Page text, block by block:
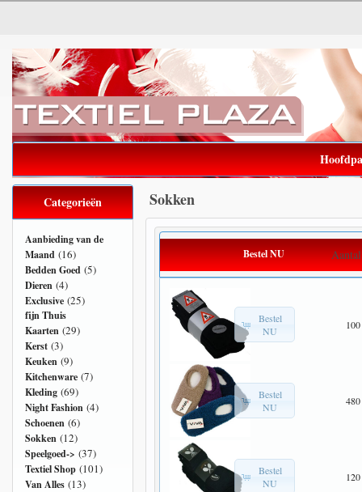
Sokken
Bestel NU Aantal
Bestel
NU
100
Bestel
NU
480
Bestel
NU
120
Categorieën
Aanbieding van de
Maand (16)
Bedden Goed (5)
Dieren (4)
Exclusive (25)
fijn Thuis
Kaarten (29)
Kerst (3)
Keuken (9)
Kitchenware (7)
Kleding (69)
Night Fashion (4)
Schoenen (6)
Sokken (12)
Speelgoed-> (37)
Textiel Shop (101)
Van Alles (13)